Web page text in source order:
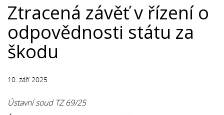
Ztracená závěť v řízení o
odpovědnosti státu za
škodu
10. září 2025
Ústavní soud TZ 69/25